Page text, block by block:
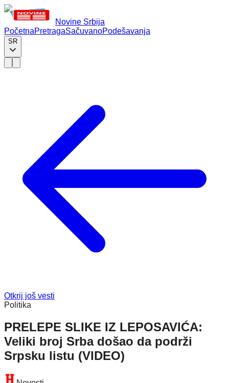
Novine Srbija
PočetnaPretragaSačuvanoPodešavanja
SR
Otkrij još vesti
Politika
PRELEPE SLIKE IZ LEPOSAVIĆA:
Veliki broj Srba došao da podrži
Srpsku listu (VIDEO)